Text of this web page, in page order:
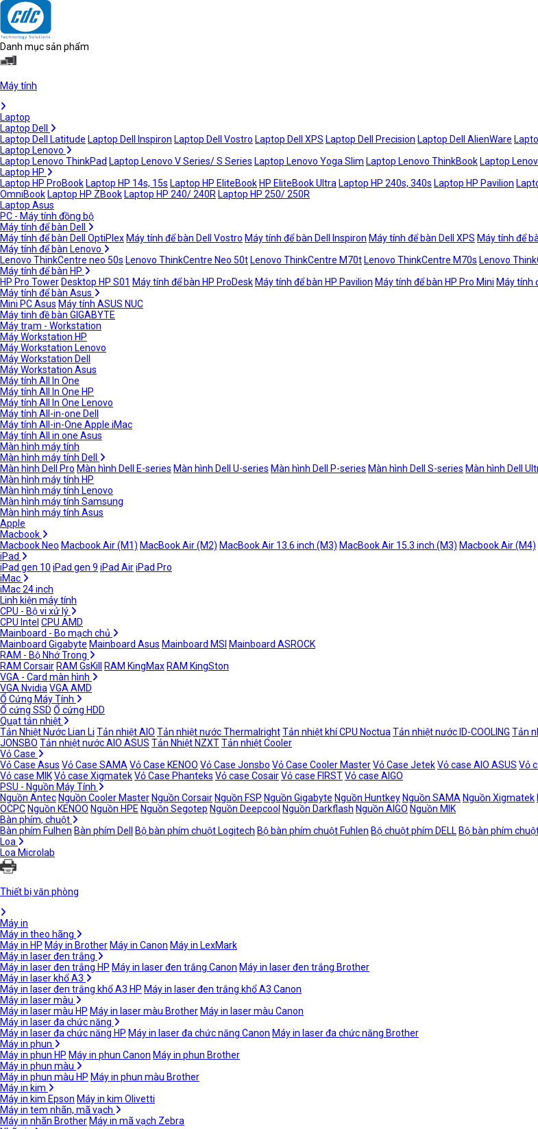
Danh mục sản phẩm
Máy tính
Laptop
Laptop Dell
Laptop Dell Latitude Laptop Dell Inspiron Laptop Dell Vostro Laptop Dell XPS Laptop Dell Precision Laptop Dell AlienWare
Laptop Lenovo
Laptop Lenovo ThinkPad Laptop Lenovo V Series/ S Series Laptop Lenovo Yoga Slim Laptop Lenovo ThinkBook Laptop
Laptop HP
Laptop HP ProBook Laptop HP 14s, 15s Laptop HP EliteBook HP EliteBook Ultra Laptop HP 240s, 340s Laptop HP Pavilion
OmniBook Laptop HP ZBook Laptop HP 240/ 240R Laptop HP 250/ 250R
Laptop Asus
PC - Máy tính đồng bộ
Máy tính để bàn Dell
Máy tính để bàn Dell OptiPlex Máy tính để bàn Dell Vostro Máy tính để bàn Dell Inspiron Máy tính để bàn Dell XPS Máy tính để
Máy tính để bàn Lenovo
Lenovo ThinkCentre neo 50s Lenovo ThinkCentre Neo 50t Lenovo ThinkCentre M70t Lenovo ThinkCentre M70s Lenovo
Máy tính để bàn HP
HP Pro Tower Desktop HP S01 Máy tính để bàn HP ProDesk Máy tính để bàn HP Pavilion Máy tính để bàn HP Pro Mini Máy tính
Máy tính để bàn Asus
Mini PC Asus Máy tính ASUS NUC
Máy tinh đề bàn GIGABYTE
Máy trạm - Workstation
Máy Workstation HP
Máy Workstation Lenovo
Máy Workstation Dell
Máy Workstation Asus
Máy tính All In One
Máy tính All In One HP
Máy tính All In One Lenovo
Máy tính All-in-one Dell
Máy tính All-in-One Apple iMac
Máy tính All in one Asus
Màn hình máy tính
Màn hình máy tính Dell
Màn hình Dell Pro Màn hình Dell E-series Màn hình Dell U-series Màn hình Dell P-series Màn hình Dell S-series Màn hình Dell
Màn hình máy tính HP
Màn hình máy tính Lenovo
Màn hình máy tính Samsung
Màn hình máy tính Asus
Apple
Macbook
Macbook Neo Macbook Air (M1) MacBook Air (M2) MacBook Air 13.6 inch (M3) MacBook Air 15.3 inch (M3) Macbook Air (M4)
iPad
iPad gen 10 iPad gen 9 iPad AiriPad Pro
iMac
iMac 24 inch
Linh kiện máy tính
CPU - Bộ vi xử lý
CPU Intel CPU AMD
Mainboard - Bo mạch chủ
Mainboard Gigabyte Mainboard Asus Mainboard MSI Mainboard ASROCK
RAM - Bộ Nhớ Trong
RAM Corsair RAM GsKill RAM KingMax RAM KingSton
VGA - Card màn hình
VGA Nvidia VGA AMD
Ổ Cứng Máy Tính
Ổ cứng SSD Ổ cứng HDD
Quạt tản nhiệt
Tản Nhiệt Nước Lian Li Tản nhiệt AIO Tản nhiệt nước ThermalrightTản nhiệt khí CPU Noctua Tản nhiệt nước ID-COOLING Tản
JONSBO Tản nhiệt nước AIO ASUS Tản Nhiệt NZXTTản nhiệt Cooler
Vỏ Case
Vỏ Case Asus Vỏ Case SAMA Vỏ Case KENOO Vỏ Case Jonsbo Vỏ Case Cooler MasterVỏ Case JetekVỏ case AIO ASUS Vỏ
Vỏ case MIKVỏ case XigmatekVỏ Case Phanteks Vỏ case CosairVỏ case FIRSTVỏ case AIGO
PSU - Nguồn Máy Tính
Nguồn Antec Nguồn Cooler Master Nguồn Corsair Nguồn FSP Nguồn Gigabyte Nguồn Huntkey Nguồn SAMA Nguồn Xigmatek
OCPC Nguồn KENOO Nguồn HPE Nguồn Segotep Nguồn Deepcool Nguồn Darkflash Nguồn AIGO Nguồn MIK
Bàn phím, chuột
Bàn phím Fulhen Bàn phím Dell Bộ bàn phím chuột Logitech Bộ bàn phím chuột Fuhlen Bộ chuột phím DELL Bộ bàn phím
Loa
Loa Microlab
Thiết bị văn phòng
Máy in
Máy in theo hãng
Máy in HP Máy in Brother Máy in Canon Máy in LexMark
Máy in laser đen trắng
Máy in laser đen trắng HP Máy in laser đen trắng Canon Máy in laser đen trắng Brother
Máy in laser khổ A3
Máy in laser đen trắng khổ A3 HP Máy in laser đen trắng khổ A3 Canon
Máy in laser màu
Máy in laser màu HP Máy in laser màu Brother Máy in laser màu Canon
Máy in laser đa chức năng
Máy in laser đa chức năng HP Máy in laser đa chức năng Canon Máy in laser đa chức năng Brother
Máy in phun
Máy in phun HP Máy in phun Canon Máy in phun Brother
Máy in phun màu
Máy in phun màu HP Máy in phun màu Brother
Máy in kim
Máy in kim Epson Máy in kim Olivetti
Máy in tem nhãn, mã vạch
Máy in nhãn Brother Máy in mã vạch Zebra